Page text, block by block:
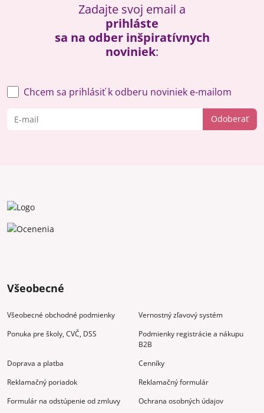
Zadajte svoj email a
prihláste
sa na odber inšpiratívnych
noviniek:
Odoberať
Chcem sa prihlásiť k odberu noviniek e-mailom
Všeobecné
Všeobecné obchodné podmienky
Vernostný zľavový systém
Ponuka pre školy, CVČ, DSS
Podmienky registrácie a nákupu
B2B
Doprava a platba
Cenníky
Reklamačný poriadok
Reklamačný formulár
Formulár na odstúpenie od zmluvy
Ochrana osobných údajov